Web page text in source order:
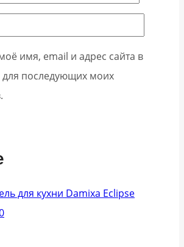
имя, email и адрес сайта в
для последующих моих